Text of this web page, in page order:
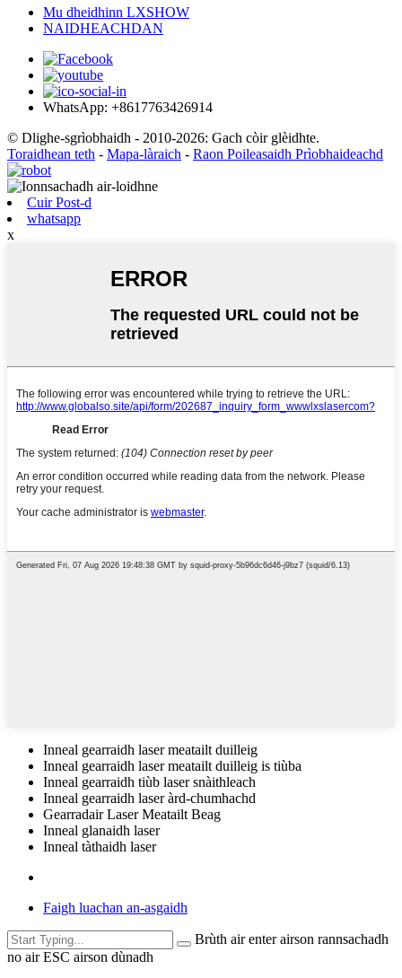
Mu dheidhinn LXSHOW
NAIDHEACHDAN
WhatsApp: +8617763426914
© Dlighe-sgrìobhaidh - 2010-2026: Gach còir glèidhte.
Toraidhean teth - Mapa-làraich - Raon Poileasaidh Prìobhaideachd
Cuir Post-d
whatsapp
x
Inneal gearraidh laser meatailt duilleig
Inneal gearraidh laser meatailt duilleig is tiùba
Inneal gearraidh tiùb laser snàithleach
Inneal gearraidh laser àrd-chumhachd
Gearradair Laser Meatailt Beag
Inneal glanaidh laser
Inneal tàthaidh laser
Faigh luachan an-asgaidh
Brùth air enter airson rannsachadh
no air ESC airson dùnadh